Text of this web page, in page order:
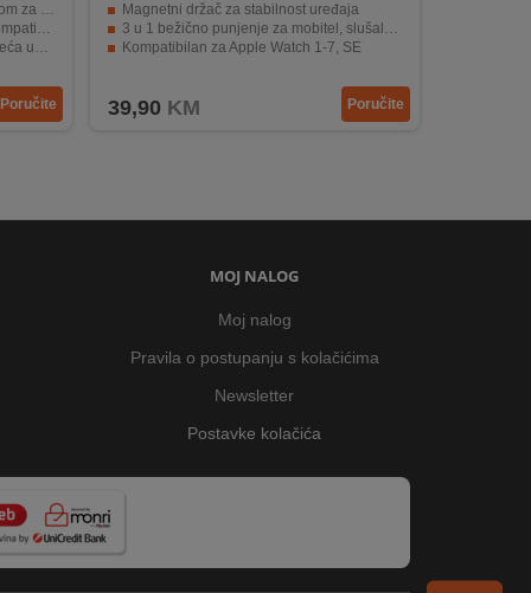
trajanja
Poručite
Magnetni držač za stabilnost uređaja
3 u 1 bežično punjenje za mobitel, slušalice i sat
Kompatibilan za Apple Watch 1-7, SE
39,90 KM Poručite
MOJ NALOG
Moj nalog
Pravila o postupanju s kolačićima
Newsletter
Postavke kolačića